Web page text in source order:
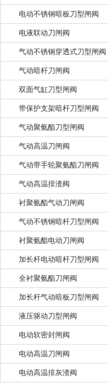
电动不锈钢暗板刀型闸阀
电液联动刀闸阀
气动不锈钢穿透式刀型闸阀
气动暗杆刀闸阀
双面气缸刀型闸阀
带保护支架暗杆刀型闸阀
气动聚氨酯刀型闸阀
气动高温刀闸阀
气动带手轮聚氨酯刀闸阀
气动高温排渣阀
衬聚氨酯气动刀闸阀
气动不锈钢暗杆刀型闸阀
衬聚氨酯电动刀闸阀
加长杆电动暗杆刀型闸阀
全衬聚氨酯刀闸阀
加长杆气动暗板刀型闸阀
液压驱动刀型闸阀
电动软密封闸阀
电动高温刀闸阀
电动高温排灰渣阀